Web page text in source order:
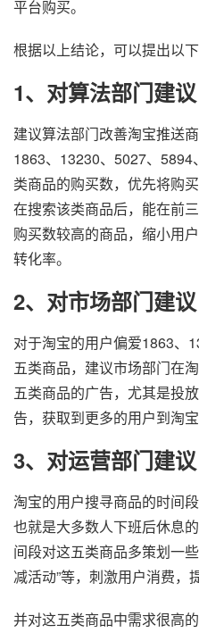
平台购买。
根据以上结论，可以提出以下
1、对算法部门建议
建议算法部门改善淘宝推送
1863、13230、5027、
类商品的购买数，优先将购
在搜索该类商品后，能在前
购买数较高的商品，缩小用
转化率。
2、对市场部门建议
对于淘宝的用户偏爱1863、
五类商品，建议市场部门在
五类商品的广告，尤其是投
告，获取到更多的用户到淘宝
3、对运营部门建议
淘宝的用户搜寻商品的时间
也就是大多数人下班后休息
间段对这五类商品多策划一
减活动”等，刺激用户消费，
并对这五类商品中需求很高